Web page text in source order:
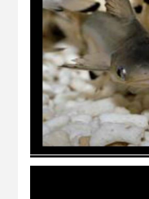
Lagenda